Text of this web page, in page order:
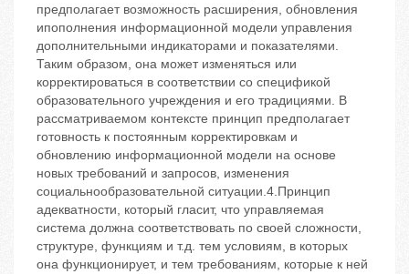
предполагает возможность расширения, обновления
ипополнения информационной модели управления
дополнительными индикаторами и показателями.
Таким образом, она может изменяться или
корректироваться в соответствии со спецификой
образовательного учреждения и его традициями. В
рассматриваемом контексте принцип предполагает
готовность к постоянным корректировкам и
обновлению информационной модели на основе
новых требований и запросов, изменения
социальнообразовательной ситуации.4.Принцип
адекватности, который гласит, что управляемая
система должна соответствовать по своей сложности,
структуре, функциям и т.д. тем условиям, в которых
она функционирует, и тем требованиям, которые к ней